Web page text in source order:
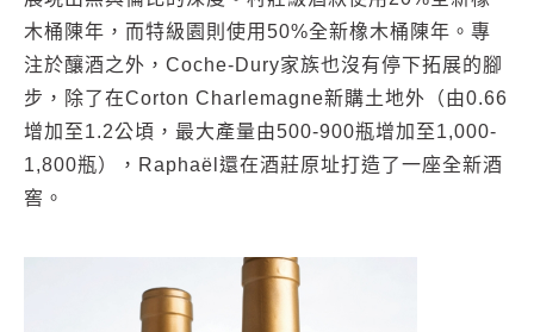
木桶陳年，而特級園則使用50%全新橡木桶陳年。專
注於釀酒之外，Coche-Dury家族也沒有停下拓展的腳
步，除了在Corton Charlemagne新購土地外（由0.66
增加至1.2公頃，最大產量由500-900瓶增加至1,000-
1,800瓶），Raphaël還在酒莊原址打造了一座全新酒
窖。